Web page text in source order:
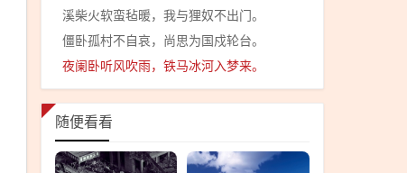
溪柴火软蛮毡暖，我与狸奴不出门。
僵卧孤村不自哀，尚思为国戍轮台。
夜阑卧听风吹雨，铁马冰河入梦来。
随便看看